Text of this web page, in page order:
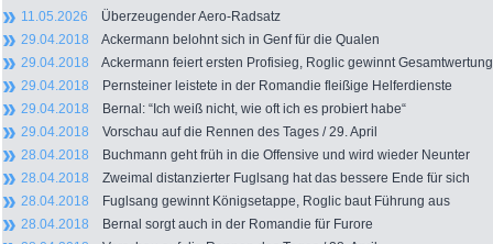
11.05.2026 Überzeugender Aero-Radsatz
29.04.2018 Ackermann belohnt sich in Genf für die Qualen
29.04.2018 Ackermann feiert ersten Profisieg, Roglic gewinnt Gesamtwertung
29.04.2018 Pernsteiner leistete in der Romandie fleißige Helferdienste
29.04.2018 Bernal: “Ich weiß nicht, wie oft ich es probiert habe“
29.04.2018 Vorschau auf die Rennen des Tages / 29. April
28.04.2018 Buchmann geht früh in die Offensive und wird wieder Neunter
28.04.2018 Zweimal distanzierter Fuglsang hat das bessere Ende für sich
28.04.2018 Fuglsang gewinnt Königsetappe, Roglic baut Führung aus
28.04.2018 Bernal sorgt auch in der Romandie für Furore